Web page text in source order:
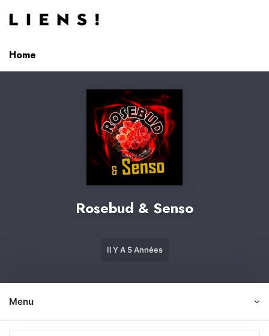
Home
Rosebud & Senso
Il Y A 5 Années
Menu